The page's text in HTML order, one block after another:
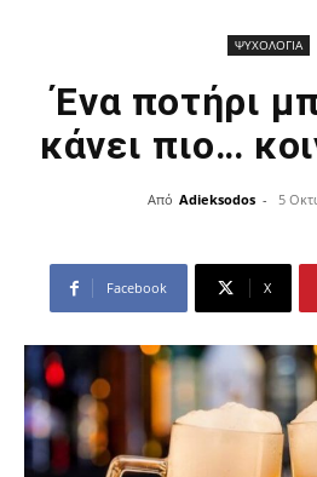
ΨΥΧΟΛΟΓΙΑ
Ένα ποτήρι
κάνει πιο…
Από Adieksodos - 5
Facebook X